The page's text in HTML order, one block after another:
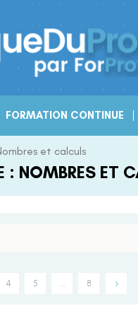
FORMATION CONTINUE
et calculs
: NOMBRES ET
4 5 … 8